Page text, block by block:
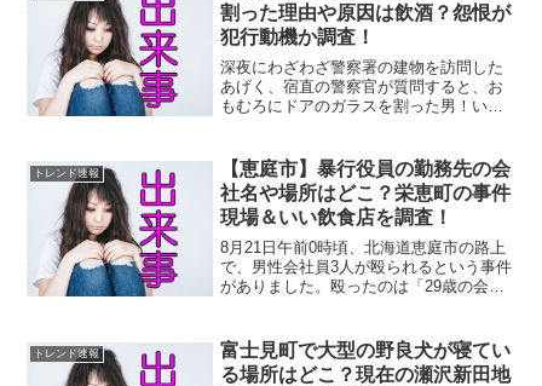
割った理由や原因は飲酒？怨恨が
犯行動機か調査！
深夜にわざわざ警察署の建物を訪問した
あげく、宿直の警察官が質問すると、お
もむろにドアのガラスを割った男！いっ
スによると、男は、タクシーで来て、正
面出入り口から建物内に入...
トレンド速報
【恵庭市】暴行役員の勤務先の会
社名や場所はどこ？栄恵町の事件
現場＆いい飲食店を調査！
8月21日午前0時頃、北海道恵庭市の路上
で、男性会社員3人が殴られるという事件
がありました。殴ったのは「29歳の会社
とのことです。ヤフーニュースで知った
事件ですが、男性...
トレンド速報
富士見町で大型の野良犬が寝てい
る場所はどこ？現在の瀬沢新田地